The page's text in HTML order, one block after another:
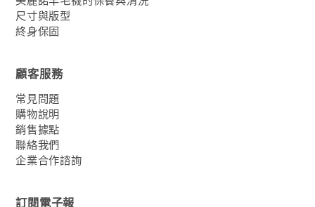
尺寸與版型
終身保固
顧客服務
常見問題
購物說明
銷售據點
聯絡我們
企業合作諮詢
訂閱電子報